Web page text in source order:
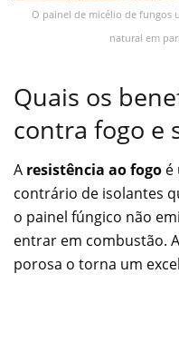
O painel de micélio de fungos
natural em
Quais os
contra fogo e
A resistência ao fogo é
contrário de isolantes
o painel fúngico não
entrar em combustão.
porosa o torna um